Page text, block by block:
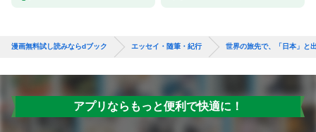
漫画無料試し読みならdブック エッセイ・随筆・紀行 世界の旅先で、「日本」と
アプリならもっと便利で快適に！